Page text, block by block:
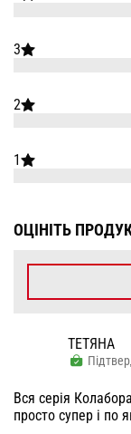
3
2
1
ОЦІНІТЬ
ТЕТЯНА
Вся серія
просто супер і по